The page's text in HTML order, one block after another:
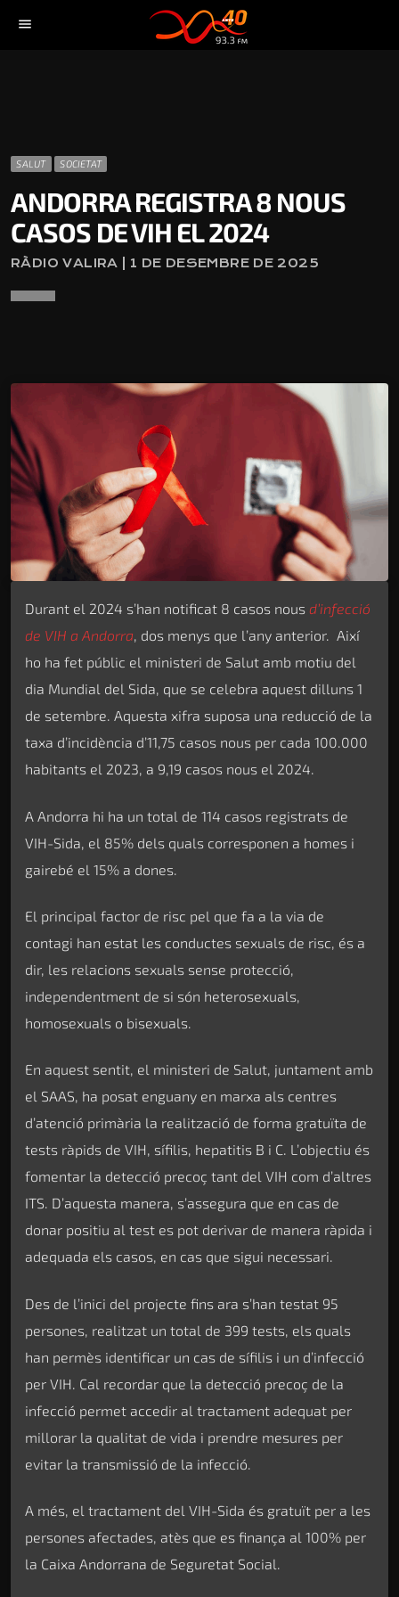
menu
SALUT SOCIETAT
ANDORRA REGISTRA 8 NOUS
CASOS DE VIH EL 2024
RÀDIO VALIRA | 1 DE DESEMBRE DE 2025
Durant el 2024 s’han notificat 8 casos nous d’infecció
de VIH a Andorra, dos menys que l’any anterior. Així
ho ha fet públic el ministeri de Salut amb motiu del
dia Mundial del Sida, que se celebra aquest dilluns 1
de setembre. Aquesta xifra suposa una reducció de la
taxa d’incidència d’11,75 casos nous per cada 100.000
habitants el 2023, a 9,19 casos nous el 2024.
A Andorra hi ha un total de 114 casos registrats de
VIH-Sida, el 85% dels quals corresponen a homes i
gairebé el 15% a dones.
El principal factor de risc pel que fa a la via de
contagi han estat les conductes sexuals de risc, és a
dir, les relacions sexuals sense protecció,
independentment de si són heterosexuals,
homosexuals o bisexuals.
En aquest sentit, el ministeri de Salut, juntament amb
el SAAS, ha posat enguany en marxa als centres
d’atenció primària la realització de forma gratuïta de
tests ràpids de VIH, sífilis, hepatitis B i C. L’objectiu és
fomentar la detecció precoç tant del VIH com d’altres
ITS. D’aquesta manera, s’assegura que en cas de
donar positiu al test es pot derivar de manera ràpida i
adequada els casos, en cas que sigui necessari.
Des de l’inici del projecte fins ara s’han testat 95
persones, realitzat un total de 399 tests, els quals
han permès identificar un cas de sífilis i un d’infecció
per VIH. Cal recordar que la detecció precoç de la
infecció permet accedir al tractament adequat per
millorar la qualitat de vida i prendre mesures per
evitar la transmissió de la infecció.
A més, el tractament del VIH-Sida és gratuït per a les
persones afectades, atès que es finança al 100% per
la Caixa Andorrana de Seguretat Social.